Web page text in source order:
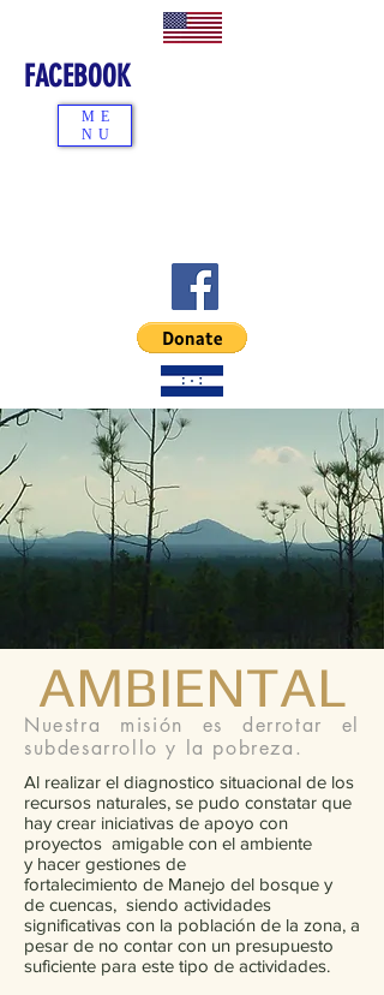
FACEBOOK
ME
NU
AMBIENTAL
Nuestra misión es derrotar el
subdesarrollo y la pobreza.
Al realizar el diagnostico situacional de los
recursos naturales, se pudo constatar que
hay crear iniciativas de apoyo con
proyectos amigable con el ambiente
y hacer gestiones de
fortalecimiento de Manejo del bosque y
de cuencas, siendo actividades
significativas con la población de la zona, a
pesar de no contar con un presupuesto
suficiente para este tipo de actividades.